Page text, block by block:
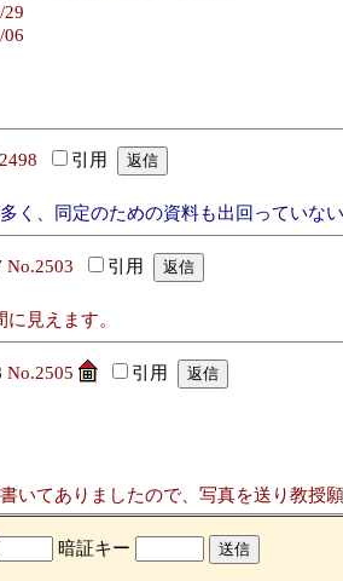
29
06
引用
、同定のための資料も出回っていな
No.2503 引用
見えます。
No.2505 引用
てありましたので、写真を送り教授
暗証キー